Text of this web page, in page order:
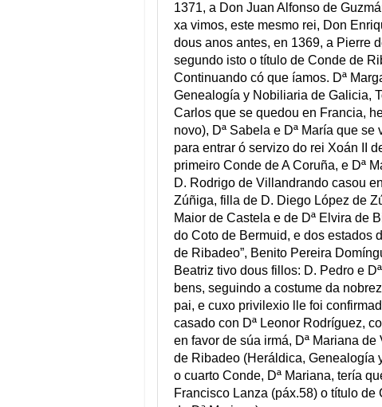
1371, a Don Juan Alfonso de
xa vimos, este mesmo rei, Don
dous anos antes, en 1369, a Pierre
segundo isto o título de Conde de
Continuando có que íamos. Dª
Genealogía y Nobiliaria de Galicia,
Carlos que se quedou en Francia,
novo), Dª Sabela e Dª María que
para entrar ó servizo do rei Xoán II
primeiro Conde de A Coruña, e Dª
D. Rodrigo de Villandrando casou
Zúñiga, filla de D. Diego López de
Maior de Castela e de Dª Elvira de
do Coto de Bermuid, e dos estados
de Ribadeo”, Benito Pereira
Beatriz tivo dous fillos: D. Pedro e
bens, seguindo a costume da
pai, e cuxo privilexio lle foi
casado con Dª Leonor Rodríguez,
en favor de súa irmá, Dª Mariana
de Ribadeo (Heráldica, Genealogía
o cuarto Conde, Dª Mariana, tería
Francisco Lanza (páx.58) o título